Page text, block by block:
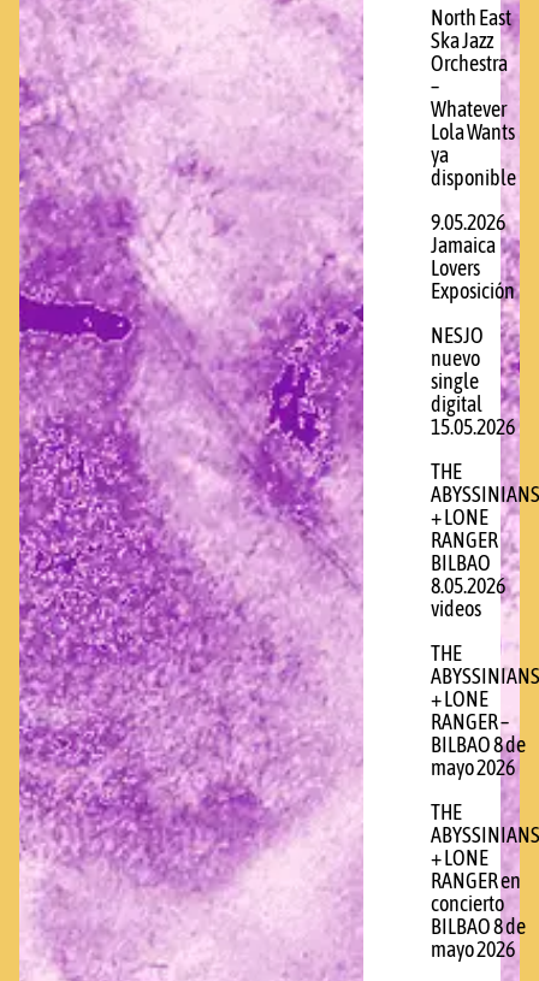
North East
Ska Jazz
Orchestra
–
Whatever
Lola Wants
ya
disponible
9.05.2026
Jamaica
Lovers
Exposición
NESJO
nuevo
single
digital
15.05.2026
THE
ABYSSINIANS
+ LONE
RANGER
BILBAO
8.05.2026
videos
THE
ABYSSINIANS
+ LONE
RANGER –
BILBAO 8 de
mayo 2026
THE
ABYSSINIANS
+ LONE
RANGER en
concierto
BILBAO 8 de
mayo 2026